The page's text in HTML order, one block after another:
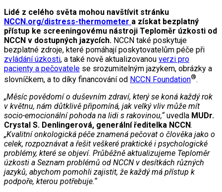
Lidé z celého světa mohou navštívit stránku
NCCN.org/distress-thermometer a získat bezplatný
přístup ke screeningovému nástroji Teploměr úzkosti od
NCCN v dostupných jazycích. NCCN také poskytuje
bezplatné zdroje, které pomáhají poskytovatelům péče při
zvládání úzkosti, a také nově aktualizovanou verzi pro
pacienty a pečovatele se srozumitelným jazykem, obrázky a
slovníčkem, a to díky financování od NCCN Foundation®.
„Měsíc povědomí o duševním zdraví, který se koná každý rok
v květnu, nám důtklivě připomíná, jak velký vliv může mít
socio-emocionální pohoda na lidi s rakovinou,“uvedla MUDr.
Crystal S. Denlingerová, generální ředitelka NCCN.
„Kvalitní onkologická péče znamená pečovat o člověka jako o
celek, rozpoznávat a řešit veškeré praktické i psychologické
problémy, které se objeví. Průběžně aktualizujeme Teploměr
úzkosti a Seznam problémů od NCCN v desítkách různých
jazyků, abychom pomohli zajistit, že každý má přístup k
podpoře, kterou potřebuje.“